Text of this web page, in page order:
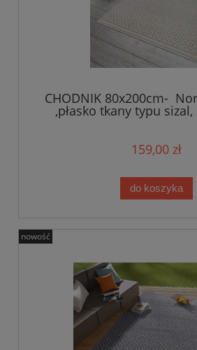
CHODNIK 80x200cm-
,płasko tkany typu
beżowo
159,00 zł
do koszyka
nowość